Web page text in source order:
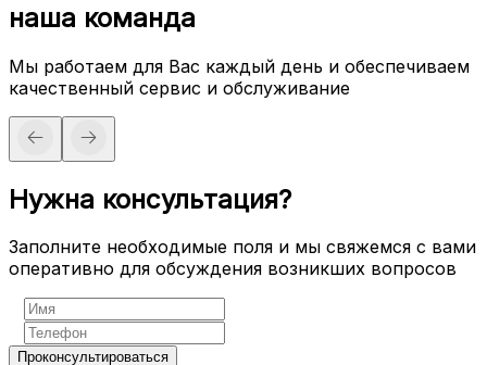
наша команда
Мы работаем для Вас каждый день и обеспечиваем
качественный сервис и обслуживание
Нужна консультация?
Заполните необходимые поля и мы свяжемся с вами
оперативно для обсуждения возникших вопросов
Проконсультироваться